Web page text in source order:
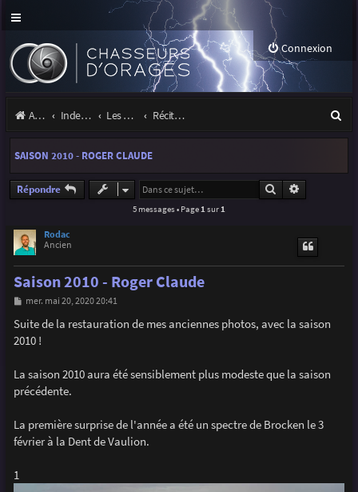
Connexion
Accueil Index du forum Les orages Récits et photos d'orages
e
SAISON 2010 - ROGER CLAUDE
Répondre Rechercher
5 messages • Page 1 sur 1
Rodac
Ancien
Saison 2010 - Roger Claude
M
s
s
a
mer. mai 20, 2020 20:41
Suite de la restauration de mes anciennes photos, avec la saison
2010 !
La saison 2010 aura été sensiblement plus modeste que la saison
précédente.
La première surprise de l'année a été un spectre de Brocken le 3
février à la Dent de Vaulion.
1